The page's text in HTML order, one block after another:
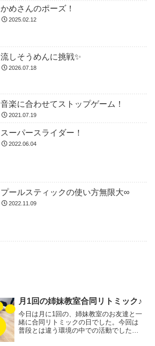
かめさんのポーズ！
2025.02.12
流しそうめんに挑戦✨
2026.07.18
音楽に合わせてストップゲーム！
2021.07.19
スーパースライダー！
2022.06.04
プールスティックの使い方無限大∞
2022.11.09
月1回の姉妹教室合同リトミック♪
今日は月に1回の、姉妹教室のお友達と一
緒に合同リトミックの日でした。今回は
普段とは違う環境の中での活動でした